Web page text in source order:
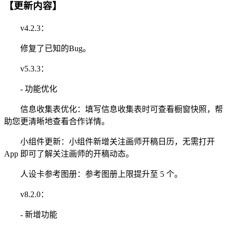
【更新内容】
v4.2.3：
修复了已知的Bug。
v5.3.3：
- 功能优化
信息收集表优化：填写信息收集表时可查看橱窗快照，帮
助您更清晰地查看合作详情。
小组件更新：小组件新增关注画师开稿日历，无需打开
App 即可了解关注画师的开稿动态。
人设卡参考图册：参考图册上限提升至 5 个。
v8.2.0：
- 新增功能